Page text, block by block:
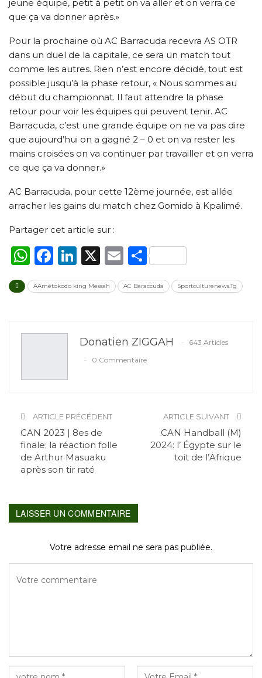
jeune équipe, petit à petit on va aller et on verra ce
que ça va donner après.»
Pour la prochaine où AC Barracuda recevra AS OTR
dans un duel de la capitale, ce sera un match tout
comme les autres. Rien n’est encore décidé, tout est
possible jusqu’à la phase retour, « Nous sommes au
début du championnat. Il faut attendre la phase
retour pour voir les équipes qui peuvent tenir. AC
Barracuda, c’est une grande équipe on ne va pas dire
que aujourd’hui on a gagné 2 – 0 et on va rester les
mains croisées on va continuer par travailler et on verra
ce que ça va donner.»
AC Barracuda, pour cette 12ème journée, est allée
arracher les gains du match chez Gomido à Kpalimé.
Partager cet article sur :
WhatsApp
Facebook
LinkedIn
X EmailPartager
AAmétokodo king Messah AC Baraccuda Sportculturenews.Tg
Donatien ZIGGAH
643 Articles
0 Commentaire
ARTICLE PRÉCÉDENT
CAN 2023 | 8es de
finale: la réaction folle
de Arthur Masuaku
après son tir raté
ARTICLE SUIVANT
CAN Handball (M)
2024: l’ Égypte sur le
toit de l’Afrique
LAISSER UN COMMENTAIRE
Votre adresse email ne sera pas publiée.